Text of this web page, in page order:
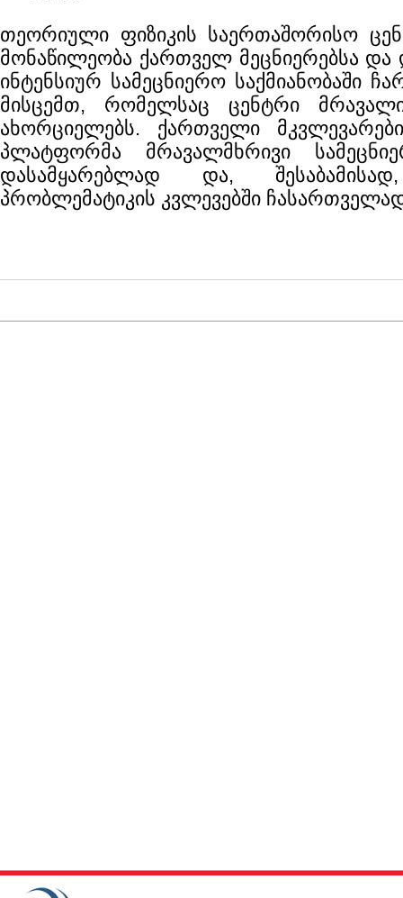
თეორიული ფიზიკის საერთაშორისო
მონაწილეობა ქართველ მეცნიერებსა და
ინტენსიურ სამეცნიერო საქმიანობაში
მისცემთ, რომელსაც ცენტრი
ახორციელებს. ქართველი
პლატფორმა მრავალმხრივი
დასამყარებლად და,
პრობლემატიკის კვლევებში